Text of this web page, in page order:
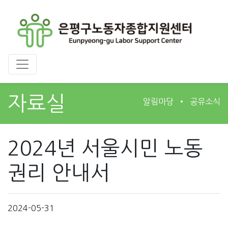
알림마당 공유소식
자료실
2024년 서울시민 노동
권리 안내서
2024-05-31